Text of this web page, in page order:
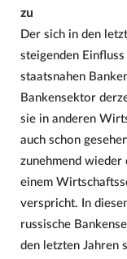
zu
Der sich in den
steigenden
staatsnahen
Bankensektor
sie in anderen
auch schon
zunehmend
einem
verspricht. In
russische
den letzten Jahren